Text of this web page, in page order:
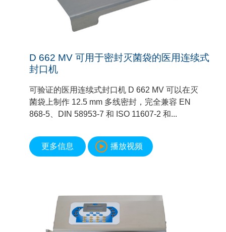
D 662 MV 可用于密封灭菌袋的医用连续式
封口机
可验证的医用连续式封口机 D 662 MV 可以在灭
菌袋上制作 12.5 mm 多线密封，完全兼容 EN
868-5、DIN 58953-7 和 ISO 11607-2 和...
更多信息 播放视频